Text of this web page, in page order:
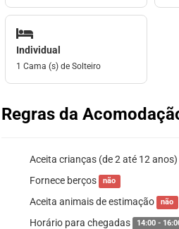
Individual
1 Cama (s) de Solteiro
Regras da
Aceita crianças (de 2 até 12 anos)
Fornece berços não
Aceita animais de estimação não
Horário para chegadas 14:00 -